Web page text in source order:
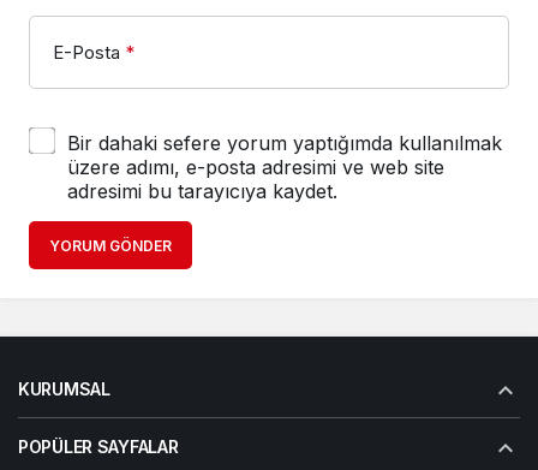
E-Posta *
Bir dahaki sefere yorum yaptığımda kullanılmak
üzere adımı, e-posta adresimi ve web site
adresimi bu tarayıcıya kaydet.
YORUM GÖNDER
KURUMSAL
POPÜLER SAYFALAR